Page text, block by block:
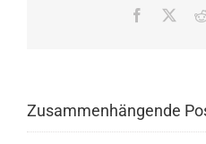
Facebook
Zusammenhängende